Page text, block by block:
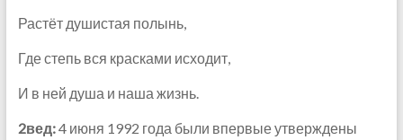
Растёт душистая полынь,
Где степь вся красками исходит,
И в ней душа и наша жизнь.
2вед:4 июня 1992 года были впервые утверждены